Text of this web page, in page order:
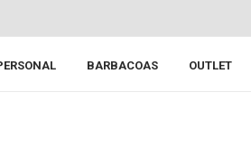
BARBACOAS OUTLET